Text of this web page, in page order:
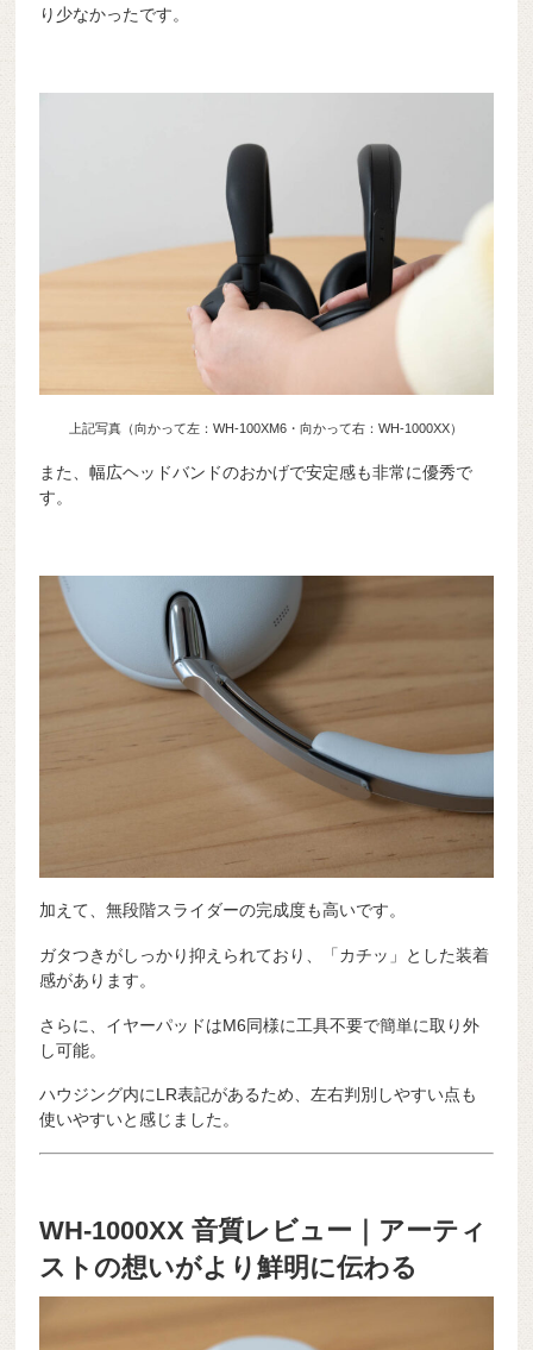
り少なかったです。
上記写真（向かって左：WH-100XM6・向かって右：WH-1000XX）
また、幅広ヘッドバンドのおかげで安定感も非常に優秀で
す。
加えて、無段階スライダーの完成度も高いです。
ガタつきがしっかり抑えられており、「カチッ」とした装着
感があります。
さらに、イヤーパッドはM6同様に工具不要で簡単に取り外
し可能。
ハウジング内にLR表記があるため、左右判別しやすい点も
使いやすいと感じました。
WH-1000XX 音質レビュー｜アーティ
ストの想いがより鮮明に伝わる